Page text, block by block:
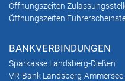
Öffnungszeiten
Öffnungszeiten
BANKVERBINDUNGEN
Sparkasse Landsberg-Dießen
VR-Bank Landsberg-Ammersee